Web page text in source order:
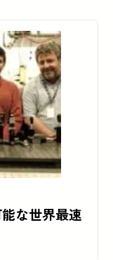
な世界最速